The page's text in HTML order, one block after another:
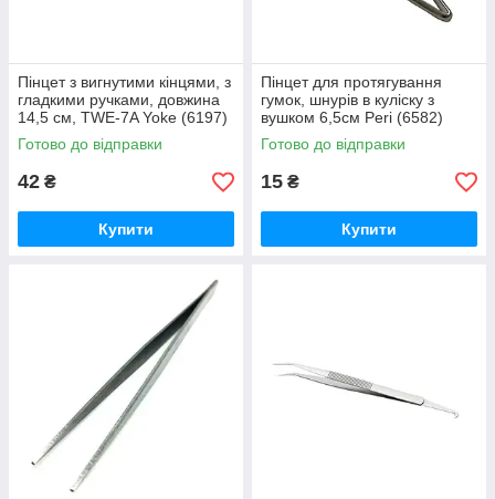
Пінцет з вигнутими кінцями, з
гладкими ручками, довжина
14,5 см, TWE-7A Yoke (6197)
Готово до відправки
42 ₴
Купити
Пінцет для протягування
гумок, шнурів в куліску з
вушком 6,5см Peri (6582)
Готово до відправки
15 ₴
Купити